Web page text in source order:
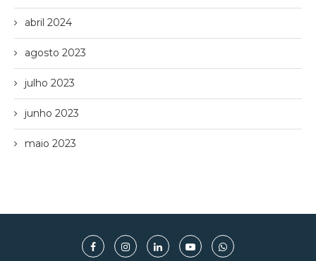
abril 2024
agosto 2023
julho 2023
junho 2023
maio 2023